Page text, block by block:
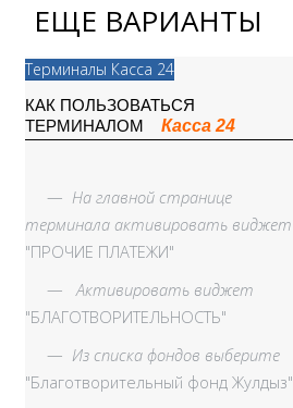
ЕЩЕ ВАРИАНТЫ
Терминалы Касса 24
КАК ПОЛЬЗОВАТЬСЯ
ТЕРМИНАЛОМ Касса 24
— На главной странице
терминала активировать виджет
"ПРОЧИЕ ПЛАТЕЖИ"
— Активировать виджет
"БЛАГОТВОРИТЕЛЬНОСТЬ"
— Из списка фондов выберите
"Благотворительный фонд Жулдыз"